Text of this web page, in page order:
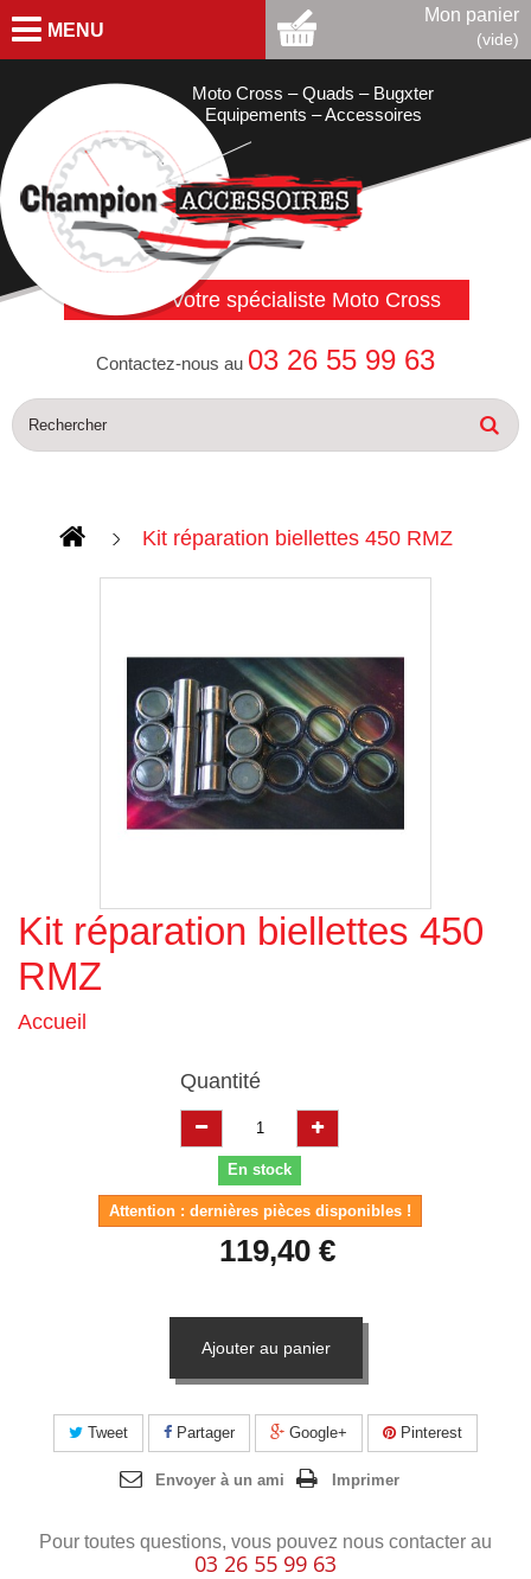
MENU
Mon panier
(vide)
Moto Cross – Quads – Bugxter
Equipements – Accessoires
Votre spécialiste Moto Cross
Contactez-nous au 03 26 55 99 63
Kit réparation biellettes 450 RMZ
Agrandir l'image
Kit réparation biellettes 450
RMZ
Accueil
Quantité
En stock
Attention : dernières pièces disponibles !
119,40 €
Ajouter au panier
Tweet Partager Google+ Pinterest
Envoyer à un ami Imprimer
Pour toutes questions, vous pouvez nous contacter au
03 26 55 99 63